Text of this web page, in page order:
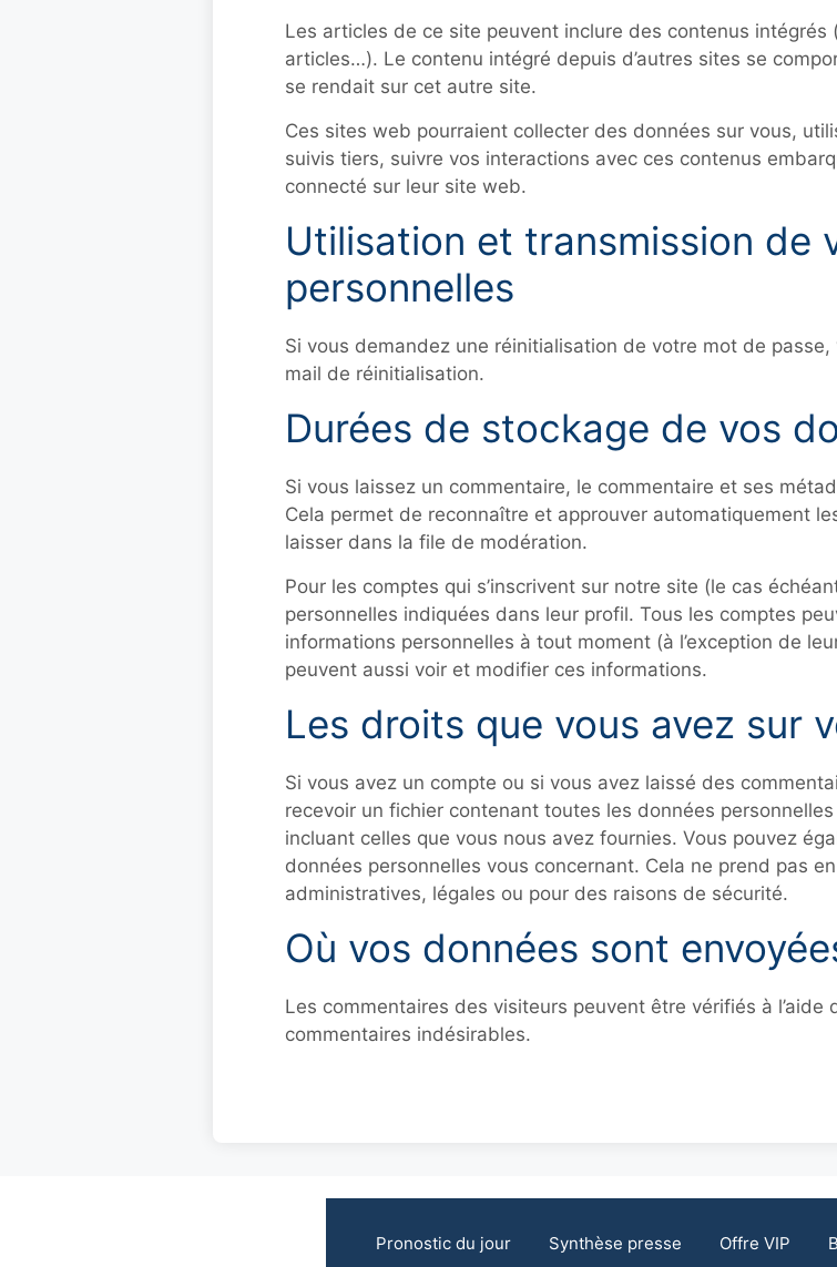
Les articles de ce site peuvent inclure des contenus intégrés
articles…). Le contenu intégré depuis d’autres sites se
se rendait sur cet autre site.
Ces sites web pourraient collecter des données sur vous,
suivis tiers, suivre vos interactions avec ces contenus
connecté sur leur site web.
Utilisation et transmission de
personnelles
Si vous demandez une réinitialisation de votre mot de passe,
mail de réinitialisation.
Durées de stockage de vos
Si vous laissez un commentaire, le commentaire et ses
Cela permet de reconnaître et approuver automatiquement
laisser dans la file de modération.
Pour les comptes qui s’inscrivent sur notre site (le cas
personnelles indiquées dans leur profil. Tous les comptes
informations personnelles à tout moment (à l’exception de
peuvent aussi voir et modifier ces informations.
Les droits que vous avez sur
Si vous avez un compte ou si vous avez laissé des
recevoir un fichier contenant toutes les données
incluant celles que vous nous avez fournies. Vous pouvez
données personnelles vous concernant. Cela ne prend pas
administratives, légales ou pour des raisons de sécurité.
Où vos données sont
Les commentaires des visiteurs peuvent être vérifiés à l’aide
commentaires indésirables.
Pronostic du jour Synthèse presse Offre VIP